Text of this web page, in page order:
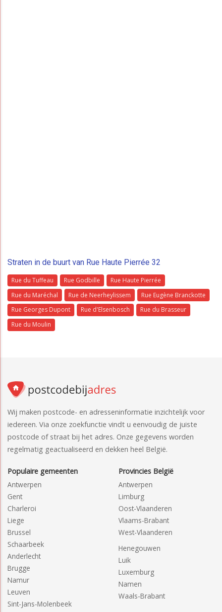
Straten in de buurt van Rue Haute Pierrée 32
Rue du Tuffeau Rue Godbille
Rue Haute Pierrée
Rue du Maréchal
Rue de Neerheylissem
Rue Eugène Branckotte
Rue Georges Dupont
Rue d'Elsenbosch
Rue du Brasseur
Rue du Moulin
Wij maken postcode- en adresseninformatie inzichtelijk voor
iedereen. Via onze zoekfunctie vindt u eenvoudig de juiste
postcode of straat bij het adres. Onze gegevens worden
regelmatig geactualiseerd en dekken heel België.
Populaire gemeenten
Antwerpen
Gent
Charleroi
Liege
Brussel
Schaarbeek
Anderlecht
Brugge
Namur
Leuven
Sint-Jans-Molenbeek
Provincies België
Antwerpen
Limburg
Oost-Vlaanderen
Vlaams-Brabant
West-Vlaanderen
Henegouwen
Luik
Luxemburg
Namen
Waals-Brabant